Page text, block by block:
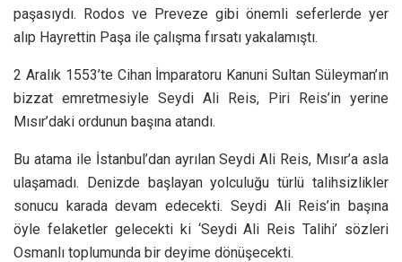
paşasıydı. Rodos ve Preveze gibi önemli seferlerde yer
alıp Hayrettin Paşa ile çalışma fırsatı yakalamıştı.
2 Aralık 1553’te Cihan İmparatoru Kanuni Sultan Süleyman’ın
bizzat emretmesiyle Seydi Ali Reis, Piri Reis’in yerine
Mısır’daki ordunun başına atandı.
Bu atama ile İstanbul’dan ayrılan Seydi Ali Reis, Mısır’a asla
ulaşamadı. Denizde başlayan yolculuğu türlü talihsizlikler
sonucu karada devam edecekti. Seydi Ali Reis’in başına
öyle felaketler gelecekti ki ‘Seydi Ali Reis Talihi’ sözleri
Osmanlı toplumunda bir deyime dönüşecekti.